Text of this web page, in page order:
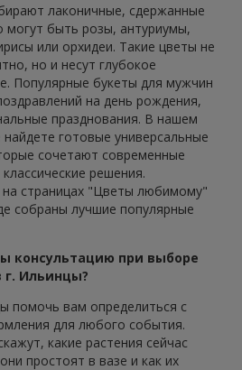
лаконичные, сдержанные
могут быть розы, антуриумы,
или орхидеи. Такие цветы не
но и несут глубокое
Популярные букеты для мужчин
на день рождения,
празднования. В нашем
готовые универсальные
сочетают современные
решения.
страницах "Цветы любимому"
собраны лучшие популярные
консультацию при выборе
г. Ильинцы?
помочь вам определиться с
для любого события.
какие растения сейчас
простоят в вазе и как их